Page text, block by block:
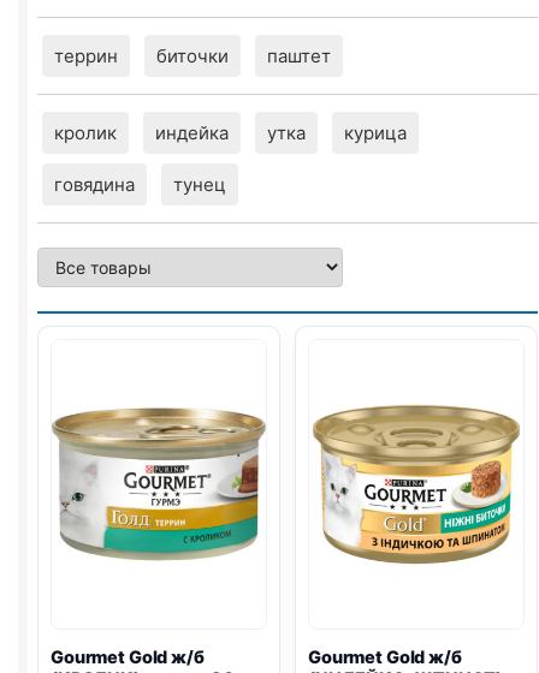
террин биточки паштет
кролик индейка утка курица
говядина тунец
Gourmet Gold ж/б
Gourmet Gold ж/б